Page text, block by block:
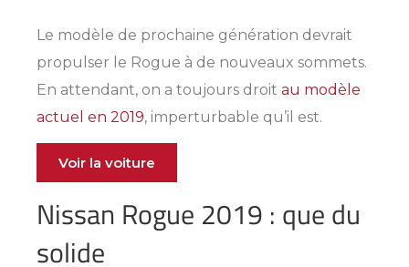
Le modèle de prochaine génération devrait
propulser le Rogue à de nouveaux sommets.
En attendant, on a toujours droit au modèle
actuel en 2019, imperturbable qu’il est.
Voir la voiture
Nissan Rogue 2019 : que du
solide